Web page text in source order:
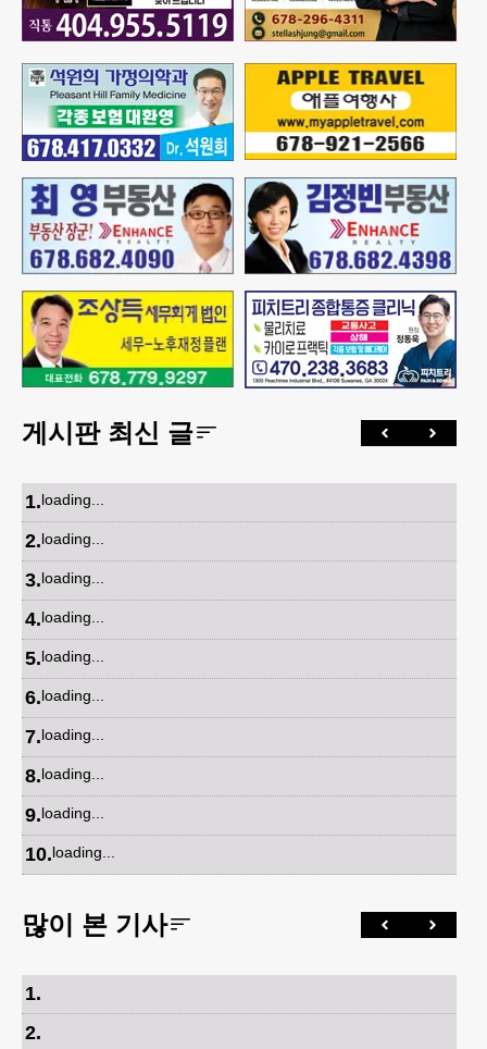
게시판 최신 글
1.loading...
2.loading...
3.loading...
4.loading...
5.loading...
6.loading...
7.loading...
8.loading...
9.loading...
10.loading...
많이 본 기사
1.
2.